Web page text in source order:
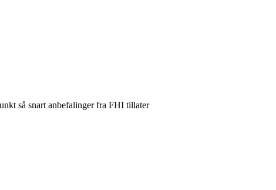
så snart anbefalinger fra FHI tillater